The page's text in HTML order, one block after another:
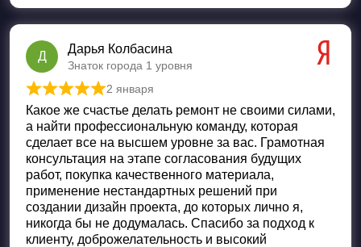
Д
Дарья Колбасина
Знаток города 1 уровня
Оценка 5из 5
2 января
Какое же счастье делать ремонт не своими силами,
а найти профессиональную команду, которая
сделает все на высшем уровне за вас. Грамотная
консультация на этапе согласования будущих
работ, покупка качественного материала,
применение нестандартных решений при
создании дизайн проекта, до которых лично я,
никогда бы не додумалась. Спасибо за подход к
клиенту, доброжелательность и высокий